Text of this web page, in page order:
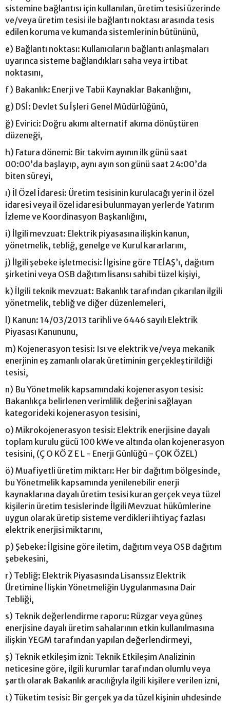
sistemine bağlantısı için kullanılan, üretim tesisi üzerinde
ve/veya üretim tesisi ile bağlantı noktası arasında tesis
edilen koruma ve kumanda sistemlerinin bütününü,
e) Bağlantı noktası: Kullanıcıların bağlantı anlaşmaları
uyarınca sisteme bağlandıkları saha veya irtibat
noktasını,
f) Bakanlık: Enerji ve Tabii Kaynaklar Bakanlığını,
g) DSİ: Devlet Su İşleri Genel Müdürlüğünü,
ğ) Evirici: Doğru akımı alternatif akıma dönüştüren
düzeneği,
h) Fatura dönemi: Bir takvim ayının ilk günü saat
00:00’da başlayıp, aynı ayın son günü saat 24:00’da
biten süreyi,
ı) İl Özel İdaresi: Üretim tesisinin kurulacağı yerin il özel
idaresi veya il özel idaresi bulunmayan yerlerde Yatırım
İzleme ve Koordinasyon Başkanlığını,
i) İlgili mevzuat: Elektrik piyasasına ilişkin kanun,
yönetmelik, tebliğ, genelge ve Kurul kararlarını,
j) İlgili şebeke işletmecisi: İlgisine göre TEİAŞ’ı, dağıtım
şirketini veya OSB dağıtım lisansı sahibi tüzel kişiyi,
k) İlgili teknik mevzuat: Bakanlık tarafından çıkarılan ilgili
yönetmelik, tebliğ ve diğer düzenlemeleri,
l) Kanun: 14/03/2013 tarihli ve 6446 sayılı Elektrik
Piyasası Kanununu,
m) Kojenerasyon tesisi: Isı ve elektrik ve/veya mekanik
enerjinin eş zamanlı olarak üretiminin gerçekleştirildiği
tesisi,
n) Bu Yönetmelik kapsamındaki kojenerasyon tesisi:
Bakanlıkça belirlenen verimlilik değerini sağlayan
kategorideki kojenerasyon tesisini,
o) Mikrokojenerasyon tesisi: Elektrik enerjisine dayalı
toplam kurulu gücü 100 kWe ve altında olan kojenerasyon
tesisini, (Ç O KÖ Z E L - Enerji Günlüğü - ÇOK ÖZEL)
ö) Muafiyetli üretim miktarı: Her bir dağıtım bölgesinde,
bu Yönetmelik kapsamında yenilenebilir enerji
kaynaklarına dayalı üretim tesisi kuran gerçek veya tüzel
kişilerin üretim tesislerinde İlgili Mevzuat hükümlerine
uygun olarak üretip sisteme verdikleri ihtiyaç fazlası
elektrik enerjisi miktarını,
p) Şebeke: İlgisine göre iletim, dağıtım veya OSB dağıtım
şebekesini,
r) Tebliğ: Elektrik Piyasasında Lisanssız Elektrik
Üretimine İlişkin Yönetmeliğin Uygulanmasına Dair
Tebliği,
s) Teknik değerlendirme raporu: Rüzgar veya güneş
enerjisine dayalı üretim sahalarının etkin kullanılmasına
ilişkin YEGM tarafından yapılan değerlendirmeyi,
ş) Teknik etkileşim izni: Teknik Etkileşim Analizinin
neticesine göre, ilgili kurumlar tarafından olumlu veya
şartlı olarak Bakanlık aracılığıyla ilgili kişilere verilen izni,
t) Tüketim tesisi: Bir gerçek ya da tüzel kişinin uhdesinde